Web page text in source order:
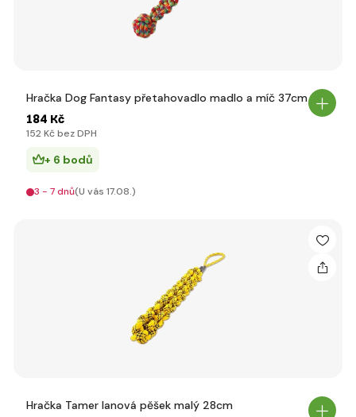
Hračka Dog Fantasy přetahovadlo madlo a míč 37cm
184 Kč
152 Kč bez DPH
+ 6 bodů
3 - 7 dnů(U vás 17.08.)
Hračka Tamer lanová pěšek malý 28cm